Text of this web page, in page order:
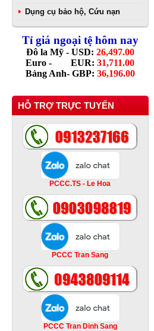
Dụng cụ bảo hộ, Cứu nạn
Tỉ giá ngoại tệ hôm nay
Đô la Mỹ - USD: 26,497.00
Euro - EUR: 31,711.00
Bảng Anh- GBP: 36,196.00
HỖ TRỢ TRỰC TUYẾN
PCCC.TS - Le Hoa
PCCC Tran Sang
PCCC Tran Dinh Sang